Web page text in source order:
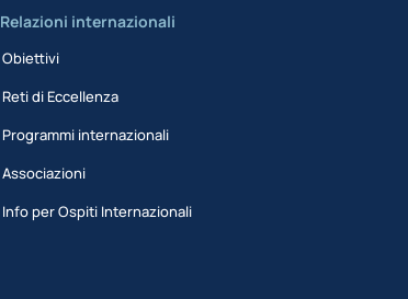
Relazioni internazionali
Obiettivi
Reti di Eccellenza
Programmi internazionali
Associazioni
Info per Ospiti Internazionali